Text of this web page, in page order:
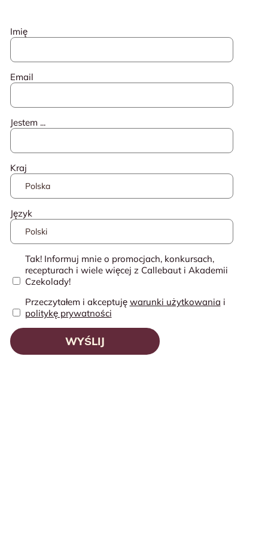
Imię
Email
Jestem ...
Kraj
Język
Tak! Informuj mnie o promocjach, konkursach,
recepturach i wiele więcej z Callebaut i Akademii
Czekolady!
Przeczytałem i akceptuję warunki użytkowania i
politykę prywatności